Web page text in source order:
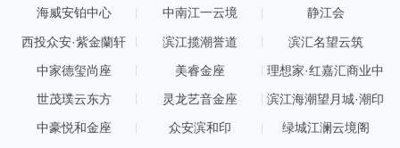
海威安铂中心 中南江一云境 静江会
西投众安·紫金蘭轩 滨江揽潮誉道 滨汇名望云筑
中家德玺尚座 美睿金座
理想家·红嘉汇商业中
世茂璞云东方 灵龙艺音金座 滨江海潮望月城·潮印
中豪悦和金座 众安滨和印 绿城江澜云境阁